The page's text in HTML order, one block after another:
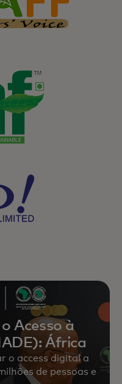
Acesso à
África
o access digital a
de pessoas e